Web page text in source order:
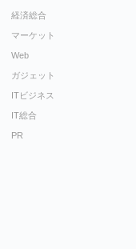
経済総合
マーケット
Web
ガジェット
ITビジネス
IT総合
PR